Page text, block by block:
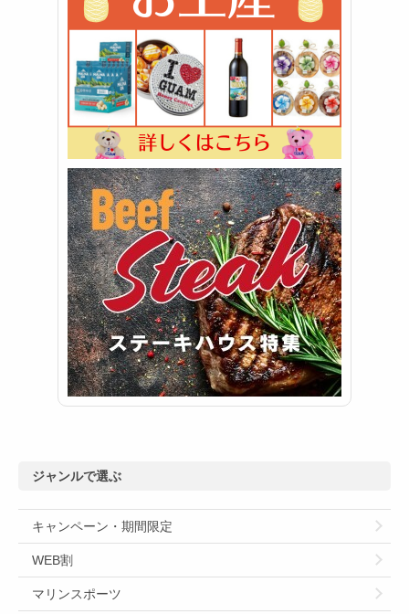
ジャンルで選ぶ
キャンペーン・期間限定
WEB割
マリンスポーツ